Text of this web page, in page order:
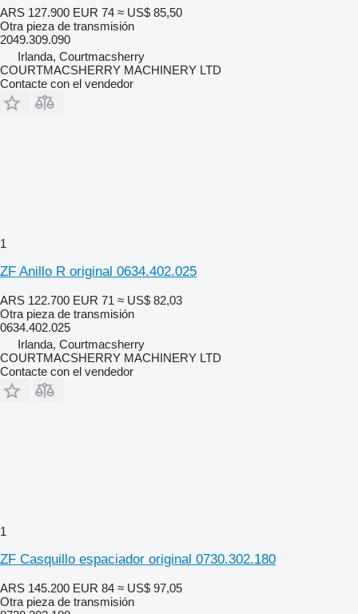
ARS 127.900 EUR 74 ≈ US$ 85,50
Otra pieza de transmisión
2049.309.090
Irlanda, Courtmacsherry
COURTMACSHERRY MACHINERY LTD
Contacte con el vendedor
1
ZF Anillo R original 0634.402.025
ARS 122.700 EUR 71 ≈ US$ 82,03
Otra pieza de transmisión
0634.402.025
Irlanda, Courtmacsherry
COURTMACSHERRY MACHINERY LTD
Contacte con el vendedor
1
ZF Casquillo espaciador original 0730.302.180
ARS 145.200 EUR 84 ≈ US$ 97,05
Otra pieza de transmisión